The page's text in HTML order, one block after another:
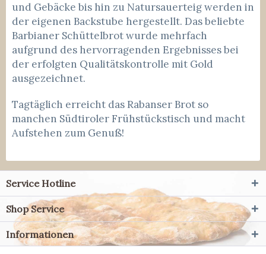
und Gebäcke bis hin zu Natursauerteig werden in
der eigenen Backstube hergestellt. Das beliebte
Barbianer Schüttelbrot wurde mehrfach
aufgrund des hervorragenden Ergebnisses bei
der erfolgten Qualitätskontrolle mit Gold
ausgezeichnet.
Tagtäglich erreicht das Rabanser Brot so
manchen Südtiroler Frühstückstisch und macht
Aufstehen zum Genuß!
Service Hotline
Shop Service
Informationen